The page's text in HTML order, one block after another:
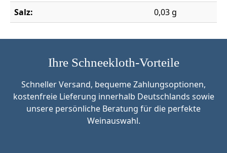
Salz:
0,03 g
Ihre Schneekloth-Vorteile
Schneller Versand, bequeme Zahlungsoptionen,
kostenfreie Lieferung innerhalb Deutschlands sowie
unsere persönliche Beratung für die perfekte
Weinauswahl.